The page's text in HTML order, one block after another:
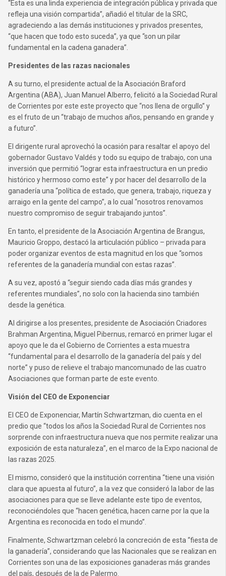
“Esta es una linda experiencia de integración pública y privada que
refleja una visión compartida”, añadió el titular de la SRC,
agradeciendo a las demás instituciones y privados presentes,
“que hacen que todo esto suceda”, ya que “son un pilar
fundamental en la cadena ganadera”.
Presidentes de las razas nacionales
A su turno, el presidente actual de la Asociación Braford
Argentina (ABA), Juan Manuel Alberro, felicitó a la Sociedad Rural
de Corrientes por este este proyecto que “nos llena de orgullo” y
es el fruto de un “trabajo de muchos años, pensando en grande y
a futuro”.
El dirigente rural aprovechó la ocasión para resaltar el apoyo del
gobernador Gustavo Valdés y todo su equipo de trabajo, con una
inversión que permitió “lograr esta infraestructura en un predio
histórico y hermoso como este” y por hacer del desarrollo de la
ganadería una “política de estado, que genera, trabajo, riqueza y
arraigo en la gente del campo”, a lo cual “nosotros renovamos
nuestro compromiso de seguir trabajando juntos”.
En tanto, el presidente de la Asociación Argentina de Brangus,
Mauricio Groppo, destacó la articulación público – privada para
poder organizar eventos de esta magnitud en los que “somos
referentes de la ganadería mundial con estas razas”.
A su vez, apostó a “seguir siendo cada días más grandes y
referentes mundiales”, no solo con la hacienda sino también
desde la genética.
Al dirigirse a los presentes, presidente de Asociación Criadores
Brahman Argentina, Miguel Pibernus, remarcó en primer lugar el
apoyo que le da el Gobierno de Corrientes a esta muestra
“fundamental para el desarrollo de la ganadería del país y del
norte” y puso de relieve el trabajo mancomunado de las cuatro
Asociaciones que forman parte de este evento.
Visión del CEO de Exponenciar
El CEO de Exponenciar, Martín Schwartzman, dio cuenta en el
predio que “todos los años la Sociedad Rural de Corrientes nos
sorprende con infraestructura nueva que nos permite realizar una
exposición de esta naturaleza”, en el marco de la Expo nacional de
las razas 2025.
El mismo, consideró que la institución correntina “tiene una visión
clara que apuesta al futuro”, a la vez que consideró la labor de las
asociaciones para que se lleve adelante este tipo de eventos,
reconociéndoles que “hacen genética, hacen carne por la que la
Argentina es reconocida en todo el mundo”.
Finalmente, Schwartzman celebró la concreción de esta “fiesta de
la ganadería”, considerando que las Nacionales que se realizan en
Corrientes son una de las exposiciones ganaderas más grandes
del país, después de la de Palermo.